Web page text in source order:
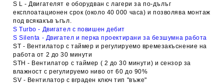
S L- Двигателят е оборудван с лагери за по-дълъг
експлоатационен срок (около 40 000 часа) и позволява монтаж
под всякакъв ъгъл.
S Turbo - Двигател с повишен дебит
S Silenta - Двигател и перка проектирани за безшумна работа
ST - Вентилатор с таймер и регулируемо времезакъснение на
работа от 2 до 30 минути
STH- Вентилатор с таймер ( 2 до 30 минути) и сензор за
влажност с регулируемо ниво от 60 до 90%
SV - Вентилатор с вграден ключ тип "въже"